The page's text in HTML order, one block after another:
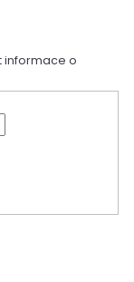
informace o